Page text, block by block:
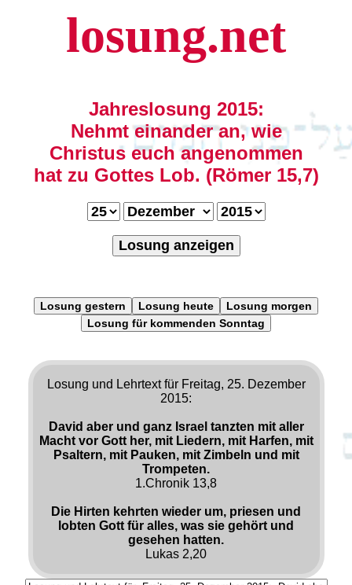
losung.net
Jahreslosung 2015:
Nehmt einander an, wie
Christus euch angenommen
hat zu Gottes Lob. (Römer 15,7)
Losung anzeigen
Losung gestern Losung heute
Losung morgen
Losung für kommenden Sonntag
Losung und Lehrtext für Freitag, 25. Dezember
2015:
David aber und ganz Israel tanzten mit aller
Macht vor Gott her, mit Liedern, mit Harfen, mit
Psaltern, mit Pauken, mit Zimbeln und mit
Trompeten.
1.Chronik 13,8
Die Hirten kehrten wieder um, priesen und
lobten Gott für alles, was sie gehört und
gesehen hatten.
Lukas 2,20